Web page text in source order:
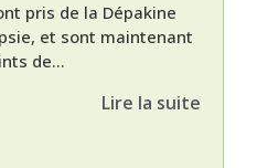
pris de la Dépakine
et sont maintenant
de...
Lire la suite